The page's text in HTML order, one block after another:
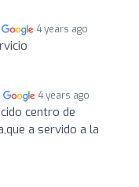
4 years ago
4 years ago
centro de
a servido a la